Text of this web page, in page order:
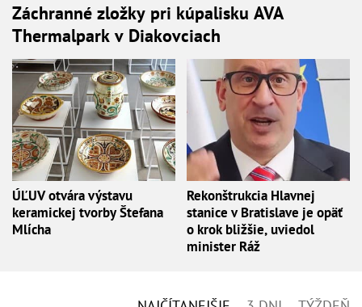
Záchranné zložky pri kúpalisku AVA
Thermalpark v Diakovciach
ÚĽUV otvára výstavu
keramickej tvorby Štefana
Mlícha
Rekonštrukcia Hlavnej
stanice v Bratislave je opäť
o krok bližšie, uviedol
minister Ráž